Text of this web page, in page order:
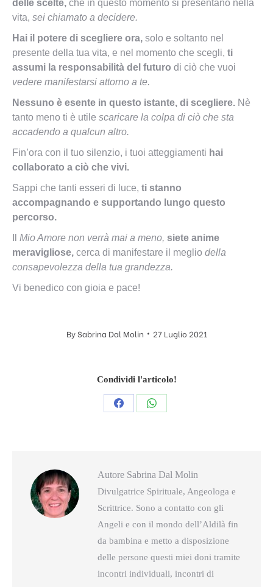
delle scelte, che in questo momento si presentano nella
vita, sei chiamato a decidere.
Hai il potere di scegliere ora, solo e soltanto nel
presente della tua vita, e nel momento che scegli, ti
assumi la responsabilità del futuro di ciò che vuoi
vedere manifestarsi attorno a te.
Nessuno è esente in questo istante, di scegliere. Nè
tanto meno ti è utile scaricare la colpa di ciò che sta
accadendo a qualcun altro.
Fin’ora con il tuo silenzio, i tuoi atteggiamenti hai
collaborato a ciò che vivi.
Sappi che tanti esseri di luce, ti stanno
accompagnando e supportando lungo questo
percorso.
Mio Amore non verrà mai a meno, siete anime
meravigliose, cerca di manifestare il meglio della
consapevolezza della tua grandezza.
Vi benedico con gioia e pace!
BySabrina Dal Molin 27 Luglio 2021
Condividi l'articolo!
CondividiCondividi
Autore Sabrina Dal Molin
Divulgatrice Spirituale, Angeologa e
Scrittrice. Sono a contatto con gli
Angeli e con il mondo dell’Aldilà fin
da bambina e metto a disposizione
delle persone questi miei doni tramite
incontri individuali, incontri di